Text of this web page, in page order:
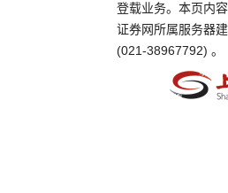
登载业务。本页内
证券网所属服务器
(021-38967792) 。